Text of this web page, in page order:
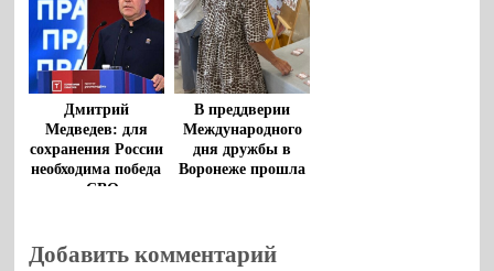
Дмитрий
Медведев: для
сохранения России
необходима победа
в СВО
В преддверии
Международного
дня дружбы в
Воронеже прошла
Добавить комментарий